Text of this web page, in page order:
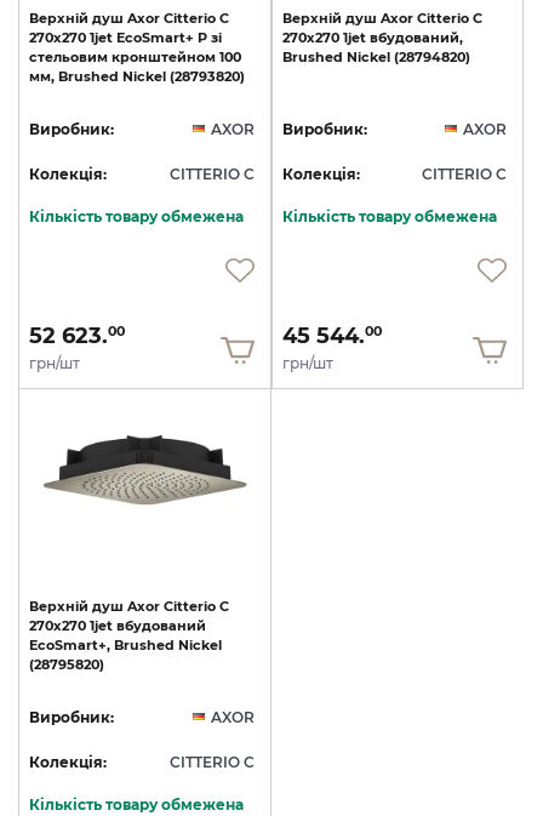
Верхній душ Axor Citterio C
270х270 1jet EcoSmart+ P зі
стельовим кронштейном 100
мм, Brushed Nickel (28793820)
Виробник: AXOR
Колекція: CITTERIO C
Кількість товару обмежена
52 623.00
грн/шт
Верхній душ Axor Citterio C
270х270 1jet вбудований,
Brushed Nickel (28794820)
Виробник: AXOR
Колекція: CITTERIO C
Кількість товару обмежена
45 544.00
грн/шт
Верхній душ Axor Citterio C
270х270 1jet вбудований
EcoSmart+, Brushed Nickel
(28795820)
Виробник: AXOR
Колекція: CITTERIO C
Кількість товару обмежена